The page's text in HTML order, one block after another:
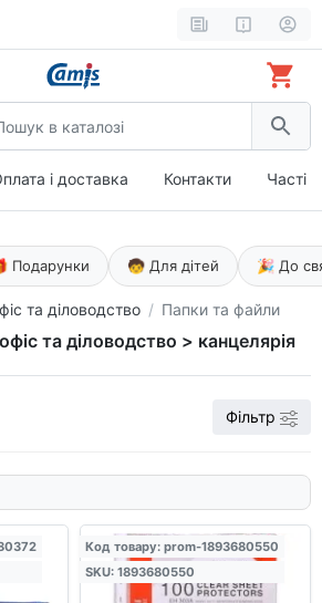
і доставка Контакти Часті
Подарунки 🧒 Для дітей 🎉 До
та діловодство Папки та файли
та діловодство > канцелярія
Фільтр
Код товару: prom-1893680550
SKU: 1893680550